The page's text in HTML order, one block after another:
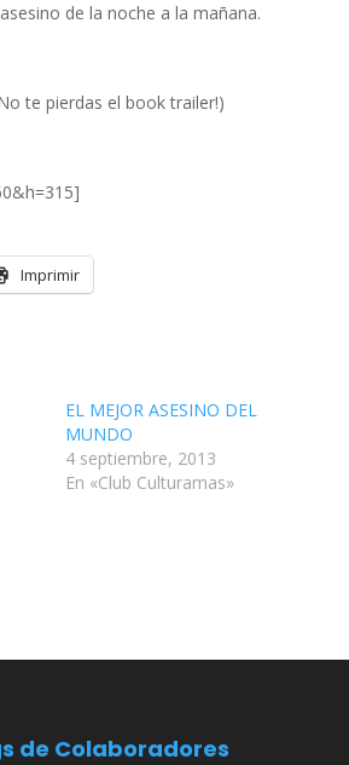
de la noche a la mañana.
te pierdas el book trailer!)
Imprimir
EL MEJOR ASESINO DEL
MUNDO
4 septiembre, 2013
En «Club Culturamas»
de Colaboradores